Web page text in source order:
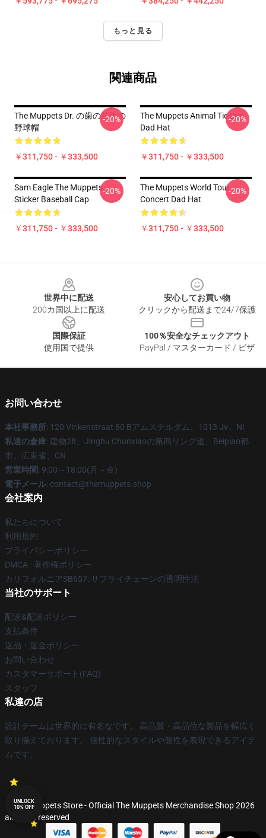
もっと見る
関連商品
The Muppets Dr. の歯の芸術の
野球帽
￥311,750 - ￥333,500
-20%
The Muppets Animal Tie Dye
Dad Hat
￥311,750 - ￥333,500
-20%
Sam Eagle The Muppets
Sticker Baseball Cap
￥311,750 - ￥333,500
-20%
The Muppets World Tour
Concert Dad Hat
￥311,750 - ￥333,500
-20%
世界中に配送
200カ国以上に配送
安心してお買い物
クリックから配送まで24/7保護
国際保証
使用国で提供
100％安全なチェックアウト
PayPal / マスターカード / ビザ
お問い合わせ
本社事務所: 120 Vinkenstraat 80 Bアムステルダム、1013 Jv、Nl
私達の倉庫: 建物28、Jinghu Chunxiaoの第四リング道、Beipiao都
市、広東省、CN
営業時間: 9:00～18:00(月～金)
電子メール: contact@themuppets.shop
会社案内
私たちについて
利用規約
プライバシーポリシー
DMCA - 著作権ポリシー
カリフォルニアSB657: サプライチェーンの透明性法
当社のサポート
配送&配送ポリシー
支払条件
返品・返金ポリシー
お問い合わせ
カスタマーサポート(FAQ)
スタッフ
私達の店
設計チームは世界的に有名なです。 高品質・高品位な製品を幅広く
取り揃えております。 個性的なスタイルや個性を表現できるアイテ
ムです。
© The Muppets Store - Official The Muppets Merchandise Shop 2026
all rights reserved
UNLOCK
10% OFF